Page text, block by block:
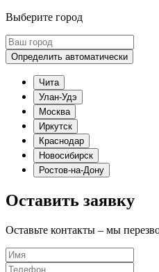
Выберите город
Определить автоматически
Чита
Улан-Удэ
Москва
Иркутск
Краснодар
Новосибирск
Ростов-на-Дону
Оставить заявку
Оставьте контакты – мы